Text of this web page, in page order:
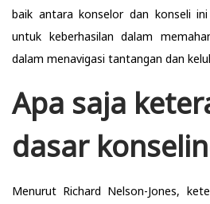
baik antara konselor dan konseli
untuk keberhasilan dalam
dalam menavigasi tantangan dan
Apa saja
dasar
Menurut Richard Nelson-Jones,